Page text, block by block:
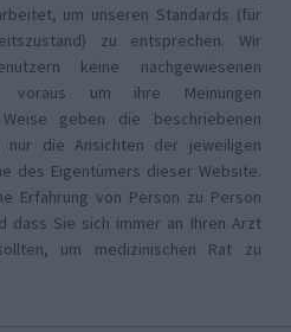
um unseren Standards (für
zu entsprechen. Wir
keine nachgewiesenen
voraus um ihre Meinungen
geben die beschriebenen
nur die Ansichten der jeweiligen
des Eigentümers dieser Website.
Erfahrung von Person zu Person
dass Sie sich immer an Ihren Arzt
um medizinischen Rat zu